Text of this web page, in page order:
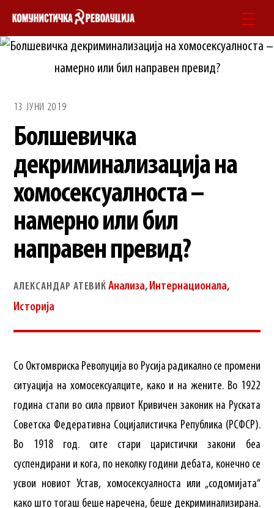
Skip
content
13 ЈУНИ 2019
Болшевичка
декриминализација на
хомосексуалноста –
намерно или бил
направен превид?
АЛЕКСАНДАР АТЕВИЌ Анализа,Интернационала,
Историја
Со Октомвриска Револуција во Русија радикално се промени
ситуација на хомосексуалците, како и на жените. Во 1922
година стапи во сила првиот Кривичен законик на Руската
Советска Федеративна Социјалистичка Република (РСФСР).
Во 1918 год. сите стари царистички закони беа
суспендирани и кога, по неколку години дебата, конечно се
усвои новиот Устав, хомосексуалноста или „содомијата“
како што тогаш беше наречена, беше декриминализирана.